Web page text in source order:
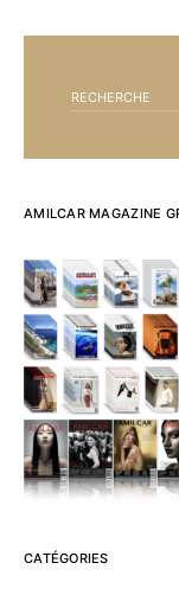
AMILCAR MAGAZINE
CATÉGORIES